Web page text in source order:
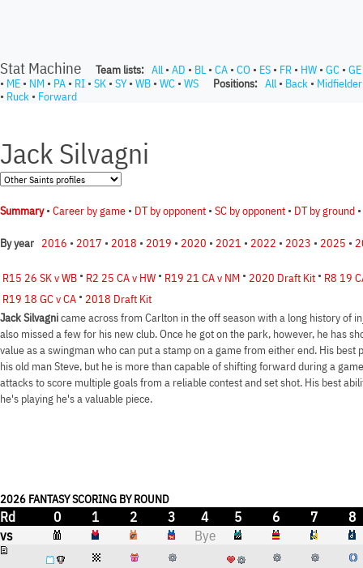
Stat Machine Team lists: All • AD • BL • CA • CO • ES • FR • HW • GC • GE
• ME • NM • PA • RI • SK • SY• WB • WC • WS Positions: All • Back • Midfielder
• Ruck • Forward